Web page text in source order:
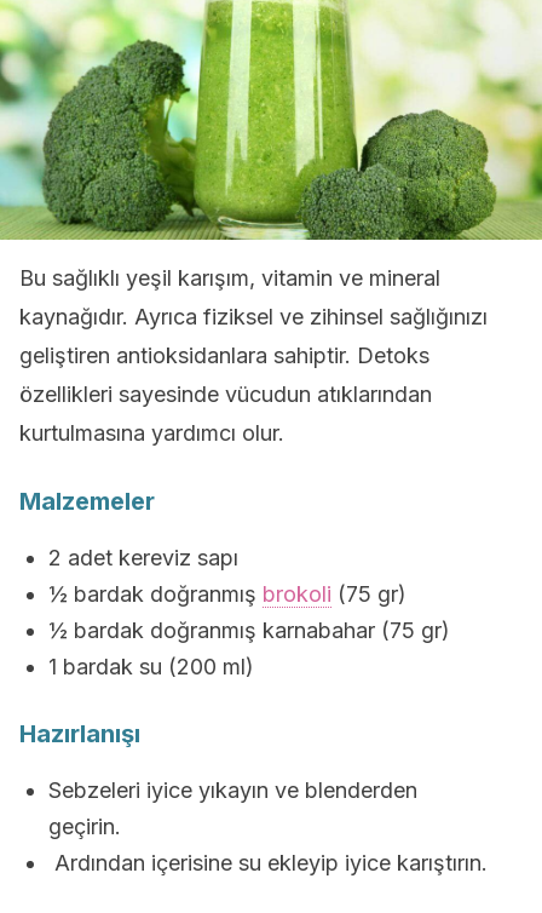
Bu sağlıklı yeşil karışım, vitamin ve mineral
kaynağıdır. Ayrıca fiziksel ve zihinsel sağlığınızı
geliştiren antioksidanlara sahiptir. Detoks
özellikleri sayesinde vücudun atıklarından
kurtulmasına yardımcı olur.
Malzemeler
2 adet kereviz sapı
½ bardak doğranmış brokoli (75 gr)
½ bardak doğranmış karnabahar (75 gr)
1 bardak su (200 ml)
Hazırlanışı
Sebzeleri iyice yıkayın ve blenderden
geçirin.
Ardından içerisine su ekleyip iyice karıştırın.